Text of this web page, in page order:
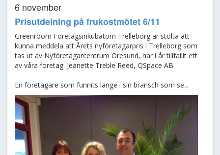
6 november
Prisutdelning på frukostmötet 6/11
Greenroom Företagsinkubatorn Trelleborg är stolta att
kunna meddela att Årets nyföretagarpris i Trelleborg som
tas ut av Nyföretagarcentrum Öresund, har i år tillfallit ett
av våra företag. Jeanette Treble Reed, QSpace AB.
En företagare som funnits länge i sin bransch som se...